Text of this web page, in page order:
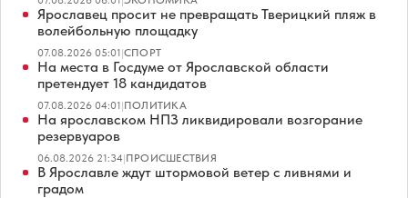
Ярославец просит не превращать Тверицкий пляж в
волейбольную площадку
07.08.2026 05:01|СПОРТ
На места в Госдуме от Ярославской области
претендует 18 кандидатов
07.08.2026 04:01|ПОЛИТИКА
На ярославском НПЗ ликвидировали возгорание
резервуаров
06.08.2026 21:34|ПРОИСШЕСТВИЯ
В Ярославле ждут штормовой ветер с ливнями и
градом